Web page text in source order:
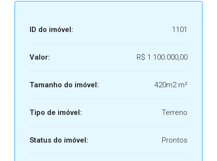
ID do imóvel: 1101
Valor: R$ 1.100.000,00
Tamanho do imóvel: 420m2 m²
Tipo de imóvel: Terreno
Status do imóvel: Prontos